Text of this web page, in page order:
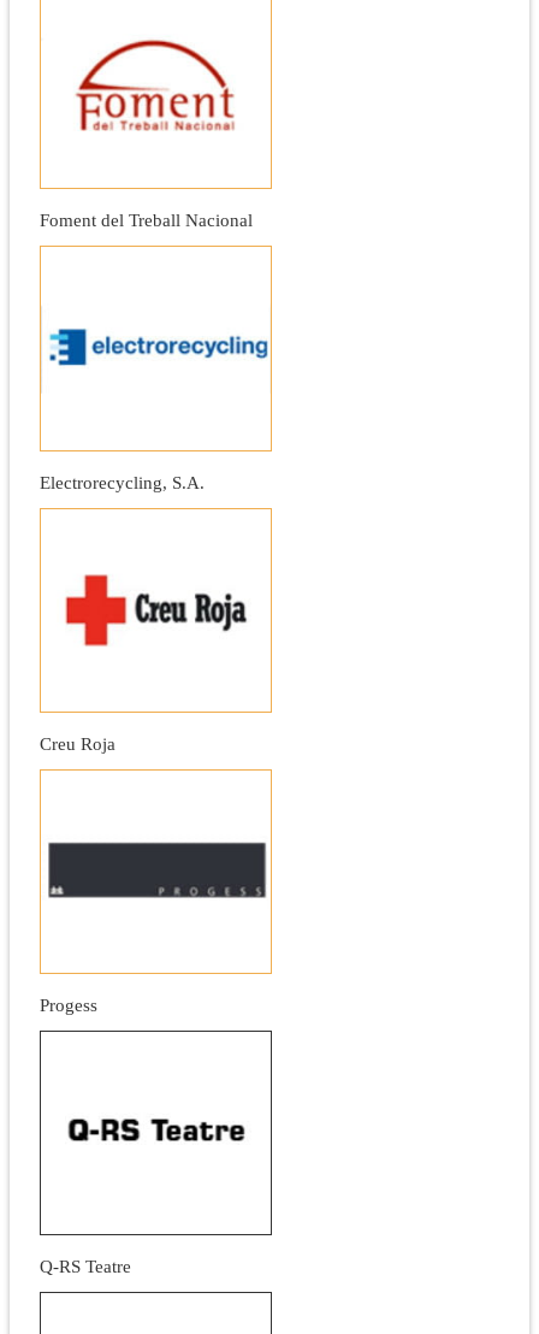
Foment del Treball Nacional
Electrorecycling, S.A.
Creu Roja
Progess
Q-RS Teatre